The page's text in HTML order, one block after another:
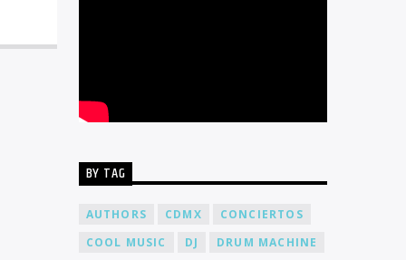
BY TAG
AUTHORS CDMX
CONCIERTOS
COOL MUSIC
DJ
DRUM MACHINE